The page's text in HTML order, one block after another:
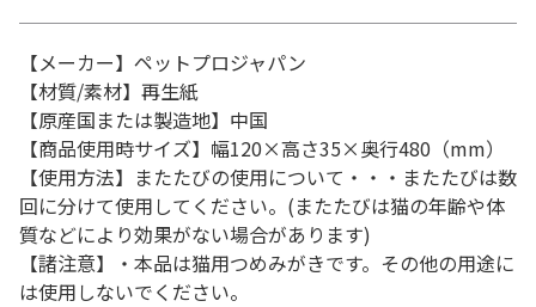
【メーカー】ペットプロジャパン
【材質/素材】再生紙
【原産国または製造地】中国
【商品使用時サイズ】幅120×高さ35×奥行480（mm）
【使用方法】またたびの使用について・・・またたびは数
回に分けて使用してください。(またたびは猫の年齢や体
質などにより効果がない場合があります)
【諸注意】・本品は猫用つめみがきです。その他の用途に
は使用しないでください。